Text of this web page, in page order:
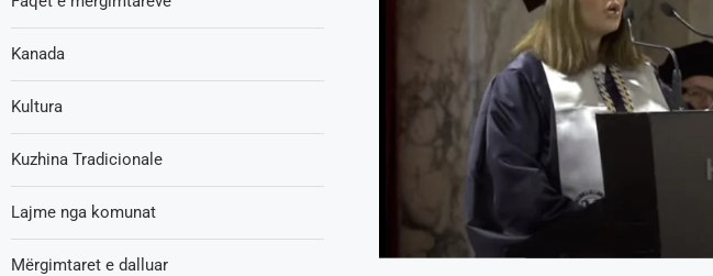
Kanada
Kultura
Kuzhina Tradicionale
Lajme nga komunat
Mërgimtaret e dalluar